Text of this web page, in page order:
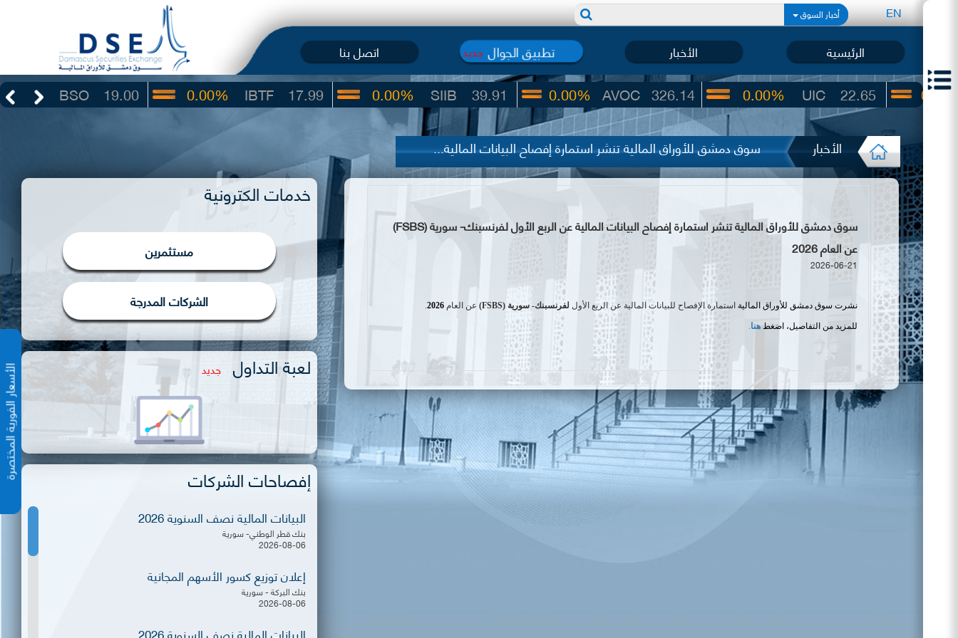
EN أخبار السوق
الرئيسية الأخبار تطبيق الجوال جديد اتصل بنا
19.00
BSO 17.99
IBTF
0.00% 39.91
SIIB
0.00% 326.14
AVOC
0.00% 22.65
UIC
0.00% ARBS
0.00%
الأخبار سوق دمشق للأوراق المالية تنشر استمارة إفصاح البيانات المالية...
الأسعار
سوق دمشق للأوراق المالية تنشر استمارة إفصاح البيانات المالية عن الربع الأول لفرنسبنك- سورية (FSBS)
عن العام 2026
2026-06-21
نشرت سوق دمشق للأوراق المالية استمارة الإفصاح للبيانات المالية عن الربع الأول لفرنسبنك- سورية (FSBS
) عن العام 2026
.
للمزيد من التفاصيل، اضغطهنا.
خدمات الكترونية
مستثمرين
الشركات المدرجة
لعبة التداول جديد
إفصاحات الشركات
البيانات المالية نصف السنوية 2026
بنك قطر الوطني- سورية
2026-08-06
إعلان توزيع كسور الأسهم المجانية
بنك البركة - سورية
2026-08-06